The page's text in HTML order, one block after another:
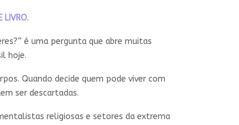
LIVRO.
é uma pergunta que abre muitas
hoje.
Quando decide quem pode viver com
ser descartadas.
religiosas e setores da extrema